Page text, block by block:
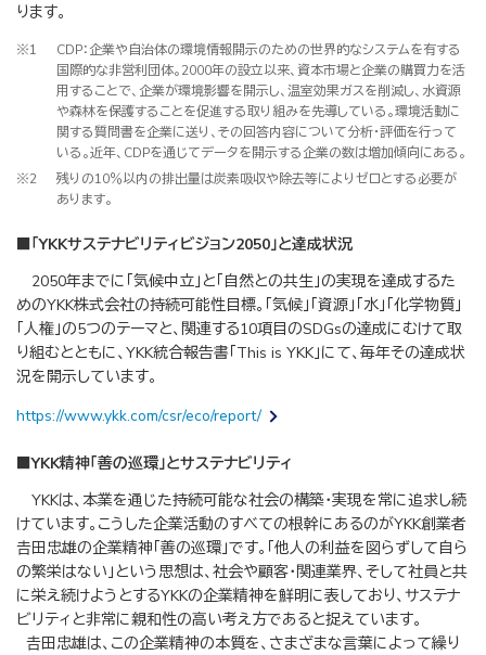
ります。
※1
CDP：企業や自治体の環境情報開示のための世界的なシステムを有する
国際的な非営利団体。2000年の設立以来、資本市場と企業の購買力を活
用することで、企業が環境影響を開示し、温室効果ガスを削減し、水資源
や森林を保護することを促進する取り組みを先導している。環境活動に
関する質問書を企業に送り、その回答内容について分析・評価を行って
いる。近年、CDPを通じてデータを開示する企業の数は増加傾向にある。
※2
残りの10％以内の排出量は炭素吸収や除去等によりゼロとする必要が
あります。
■「YKKサステナビリティビジョン2050」と達成状況
2050年までに「気候中立」と「自然との共生」の実現を達成するた
めのYKK株式会社の持続可能性目標。「気候」「資源」「水」「化学物質」
「人権」の5つのテーマと、関連する10項目のSDGsの達成にむけて取
り組むとともに、YKK統合報告書「This is YKK」にて、毎年その達成状
況を開示しています。
https://www.ykk.com/csr/eco/report/
■YKK精神「善の巡環」とサステナビリティ
YKKは、本業を通じた持続可能な社会の構築・実現を常に追求し続
けています。こうした企業活動のすべての根幹にあるのがYKK創業者
𠮷田忠雄の企業精神「善の巡環」です。「他人の利益を図らずして自ら
の繁栄はない」という思想は、社会や顧客・関連業界、そして社員と共
に栄え続けようとするYKKの企業精神を鮮明に表しており、サステナ
ビリティと非常に親和性の高い考え方であると捉えています。
𠮷田忠雄は、この企業精神の本質を、さまざまな言葉によって繰り